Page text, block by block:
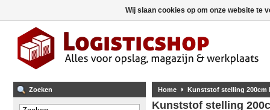
Zoeken Home Kunststof stelling 200cm
Kunststof stelling
Wij slaan cookies op om onze website te